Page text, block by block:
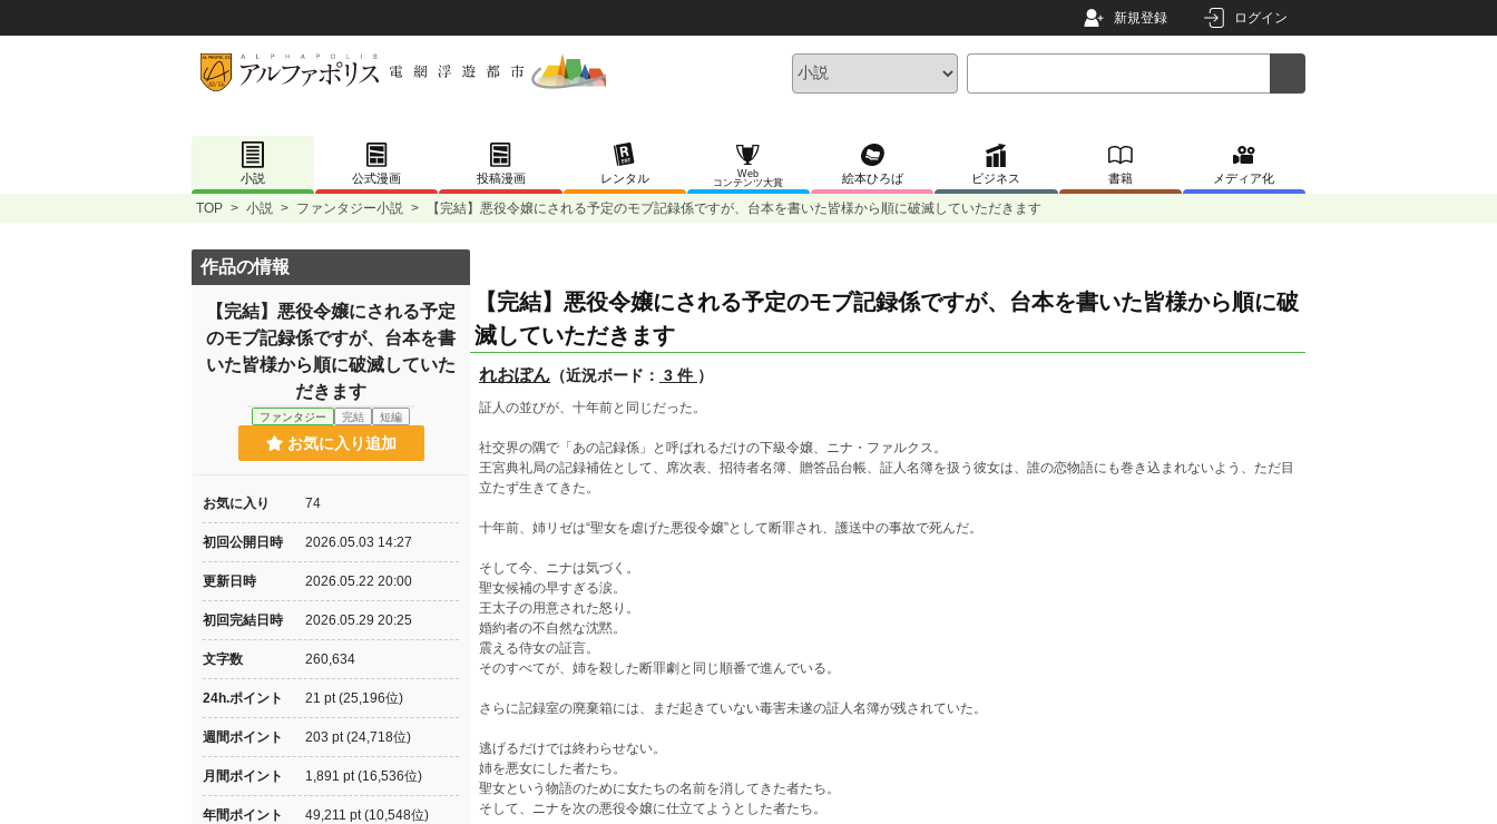
新規登録 ログイン
小説 公式漫画 投稿漫画 レンタル
Web
コンテンツ大賞
絵本ひろば ビジネス 書籍 メディア化
TOP > 小説 > ファンタジー小説 > 【完結】悪役令嬢にされる予定のモブ記録係ですが、台本を書いた皆様から順に破滅していただきます
【完結】悪役令嬢にされる予定のモブ記録係ですが、台本を書いた皆様から順に破
滅していただきます
れおぽん （近況ボード： 3 件 ）
証人の並びが、十年前と同じだった。
社交界の隅で「あの記録係」と呼ばれるだけの下級令嬢、ニナ・ファルクス。
王宮典礼局の記録補佐として、席次表、招待者名簿、贈答品台帳、証人名簿を扱う彼女は、誰の恋物語にも巻き込まれないよう、ただ目
立たず生きてきた。
十年前、姉リゼは“聖女を虐げた悪役令嬢”として断罪され、護送中の事故で死んだ。
そして今、ニナは気づく。
聖女候補の早すぎる涙。
王太子の用意された怒り。
婚約者の不自然な沈黙。
震える侍女の証言。
そのすべてが、姉を殺した断罪劇と同じ順番で進んでいる。
さらに記録室の廃棄箱には、まだ起きていない毒害未遂の証人名簿が残されていた。
逃げるだけでは終わらせない。
姉を悪女にした者たち。
聖女という物語のために女たちの名前を消してきた者たち。
そして、ニナを次の悪役令嬢に仕立てようとした者たち。
作品の情報
【完結】悪役令嬢にされる予定
のモブ記録係ですが、台本を書
いた皆様から順に破滅していた
だきます
ファンタジー 完結 短編
お気に入り追加
お気に入り 74
初回公開日時 2026.05.03 14:27
更新日時 2026.05.22 20:00
初回完結日時 2026.05.29 20:25
文字数 260,634
24h.ポイント 21 pt (25,196位)
週間ポイント 203 pt (24,718位)
月間ポイント 1,891 pt (16,536位)
年間ポイント 49,211 pt (10,548位)